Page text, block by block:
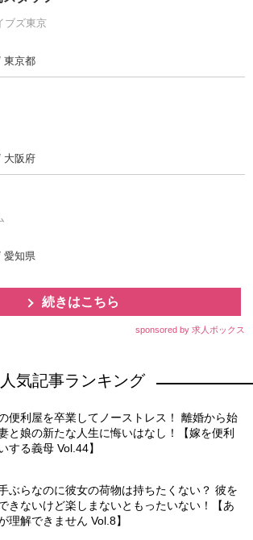
ブズ東京
東京都
大阪府
愛知県
続きはこちら
sponsored by 求人ボックス
人気記事ランキング
便利屋を卒業してノーストレス！ 離婚から始
と娘の新たな人生に悔いはなし！【嫁を便利
する義母 Vol.44】
ぶらなのに彼女の荷物は持ちたくない？ 彼を
きないけど楽しまないともったいない！【あ
理解できません Vol.8】